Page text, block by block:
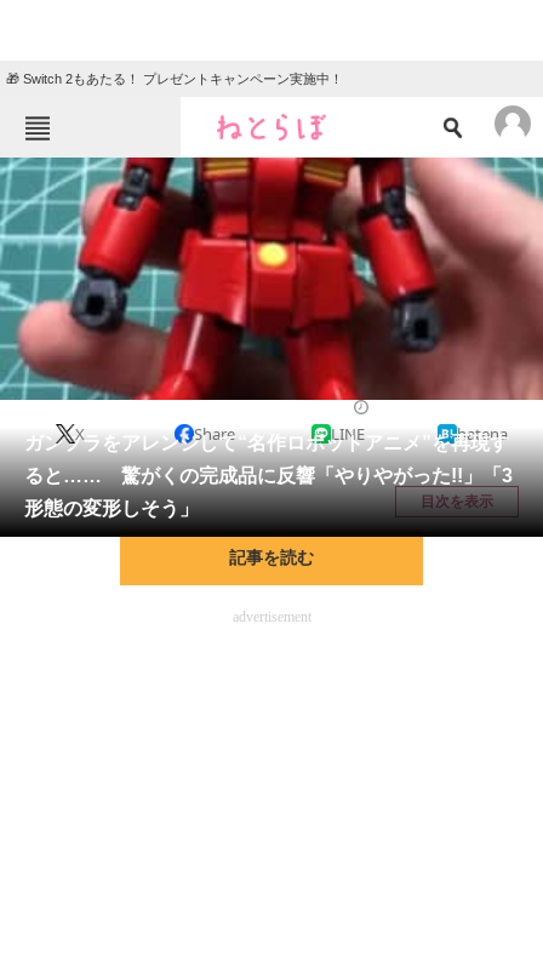
🎁 Switch 2もあたる！ プレゼントキャンペーン実施中！
ねとらぼメニュー
TOP ニュース
エンタメ クイズ
グルメ
住まい 教育・育児
動物 リサーチ
会員記事
メディア
注目記事を集めた総合ページ
ガンプラをアレンジして“名作ロボットアニメ”を再現す
ると…… 驚がくの完成品に反響「やりやがった!!」「3
形態の変形しそう」
X Share LINE hatena
目次を表示
記事を読む
advertisement